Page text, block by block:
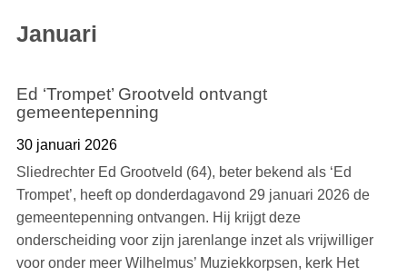
Januari
Ed ‘Trompet’ Grootveld ontvangt
gemeentepenning
30 januari 2026
Sliedrechter Ed Grootveld (64), beter bekend als ‘Ed
Trompet’, heeft op donderdagavond 29 januari 2026 de
gemeentepenning ontvangen. Hij krijgt deze
onderscheiding voor zijn jarenlange inzet als vrijwilliger
voor onder meer Wilhelmus’ Muziekkorpsen, kerk Het